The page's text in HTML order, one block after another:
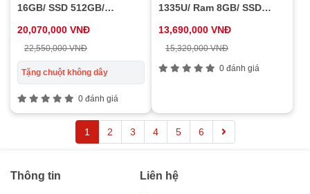
16GB/ SSD 512GB/
20,070,000 VNĐ
22,550,000 VNĐ
Tặng chuột không dây
0 đánh giá
1335U/ Ram 8GB/ SSD
1Y/ Xám)
13,690,000 VNĐ
15,320,000 VNĐ
0 đánh giá
1 2 3 4 5 6
Thông tin Liên hệ